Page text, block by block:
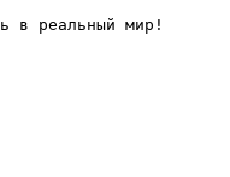
в реальный мир!